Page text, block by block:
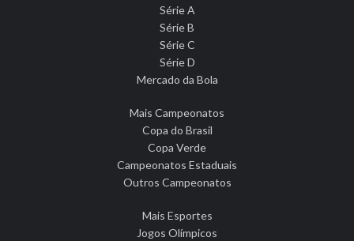
Série A
Série B
Série C
Série D
Mercado da Bola
Mais Campeonatos
Copa do Brasil
Copa Verde
Campeonatos Estaduais
Outros Campeonatos
Mais Esportes
Jogos Olímpicos